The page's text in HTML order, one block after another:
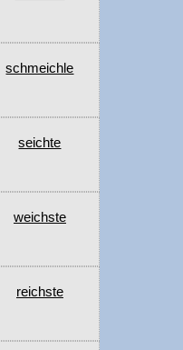
schmeichle
seichte
weichste
reichste